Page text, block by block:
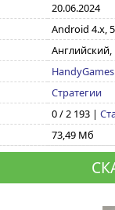
20.06.2024
Android 4.x,
Английский,
HandyGames
Стратегии
0 / 2 193 |
73,49 Мб